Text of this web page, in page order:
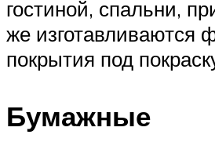
гостиной, спальни,
же изготавливаются
покрытия под
Бумажные